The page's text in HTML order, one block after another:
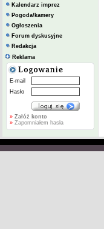
Kalendarz imprez
Pogoda/kamery
Ogłoszenia
Forum dyskusyjne
Redakcja
Reklama
E-mail
Hasło
» Załóż konto
» Zapomniałem hasła